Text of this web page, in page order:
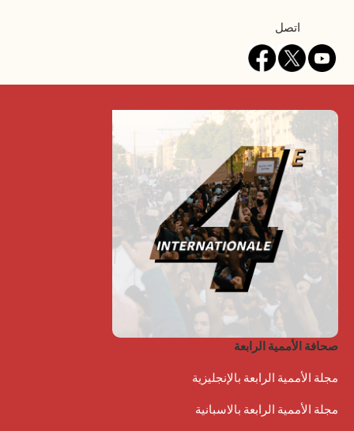
Contactاتصل
صحافة الأممية الرابعة
مجلة الأممية الرابعة بالإنجليزية
مجلة الأممية الرابعة بالاسبانية